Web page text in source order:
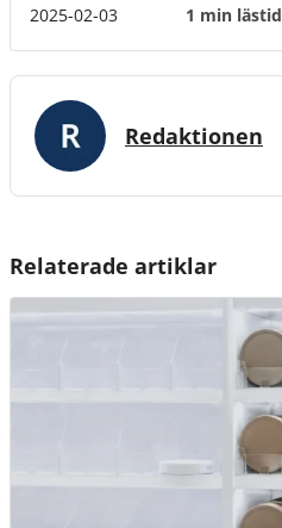
2025-02-03
1 min lästid
Redaktionen
Relaterade artiklar